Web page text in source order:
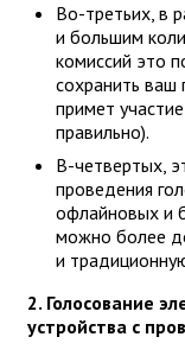
Во-третьих, в
и большим
комиссий это
сохранить ваш
примет
правильно).
В-четвертых,
проведения
офлайновых и
можно более
и
2. Голосование
устройства с